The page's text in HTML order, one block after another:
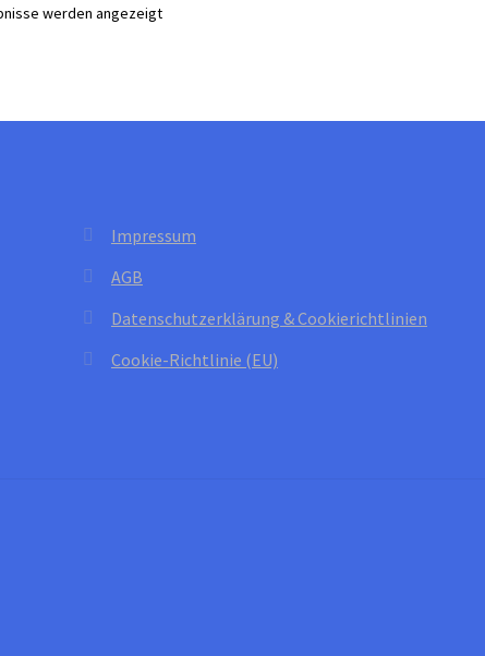
werden angezeigt
Impressum
AGB
Datenschutzerklärung & Cookierichtlinien
Cookie-Richtlinie (EU)